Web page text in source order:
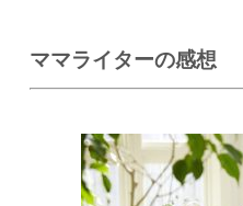
ママライターの感想